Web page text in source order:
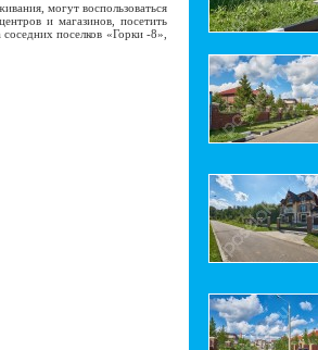
могут воспользоваться
и магазинов, посетить
поселков «Горки -8»,